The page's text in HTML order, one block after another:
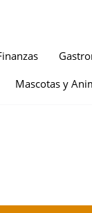
Mascotas y